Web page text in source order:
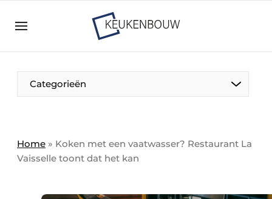
Bedrijven
Bedrijven
Direct contact
Evenement aanmelden
in de keuken-, woon-, en badkamerbranche
Categorieën
Home » Koken met een vaatwasser? Restaurant La
Vaisselle toont dat het kan